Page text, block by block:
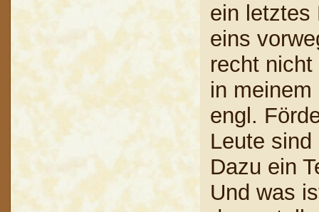
ein letztes
eins
recht
in
engl.
Leute
Dazu ein
Und was